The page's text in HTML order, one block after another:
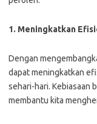
1. Meningkatkan
Dengan
dapat meningkatkan
sehari-hari. Kebiasaan
membantu kita